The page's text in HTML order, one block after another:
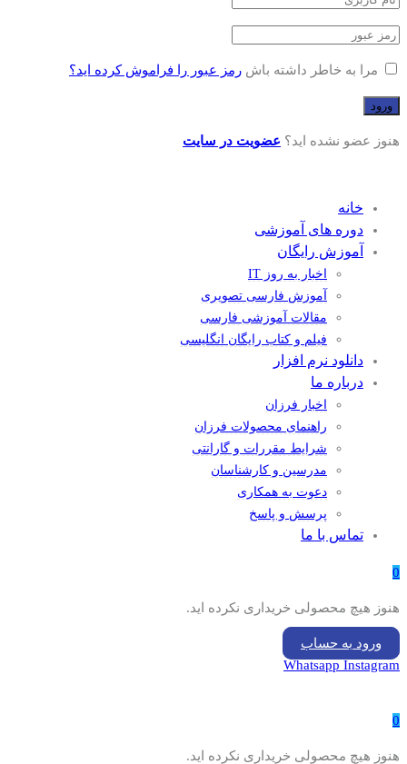
مرا به خاطر داشته باش رمز عبور را فراموش کرده اید؟
هنوز عضو نشده اید؟ عضویت در سایت
خانه
دوره های آموزشی
آموزش رایگان
اخبار به روز IT
آموزش فارسی تصویری
مقالات آموزشی فارسی
فیلم و کتاب رایگان انگلیسی
دانلود نرم افزار
درباره ما
اخبار فرزان
راهنمای محصولات فرزان
شرایط مقررات و گارانتی
مدرسین و کارشناسان
دعوت به همکاری
پرسش و پاسخ
تماس با ما
0
هنوز هیچ محصولی خریداری نکرده اید.
ورود به حساب
Whatsapp Instagram
0
هنوز هیچ محصولی خریداری نکرده اید.